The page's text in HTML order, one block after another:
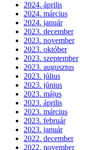
2024. április
2024. március
2024. január
2023. december
2023. november
2023. október
2023. szeptember
2023. augusztus
2023. július
2023. június
2023. május
2023. április
2023. március
2023. február
2023. január
2022. december
2022. november